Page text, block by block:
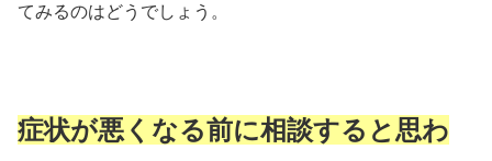
てみるのはどうでしょう。
症状が悪くなる前に相談すると思わ